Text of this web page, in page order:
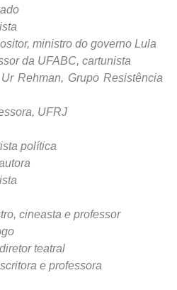
ministro do governo Lula
da UFABC, cartunista
Rehman, Grupo Resistência
UFRJ
política
cineasta e professor
teatral
e professora